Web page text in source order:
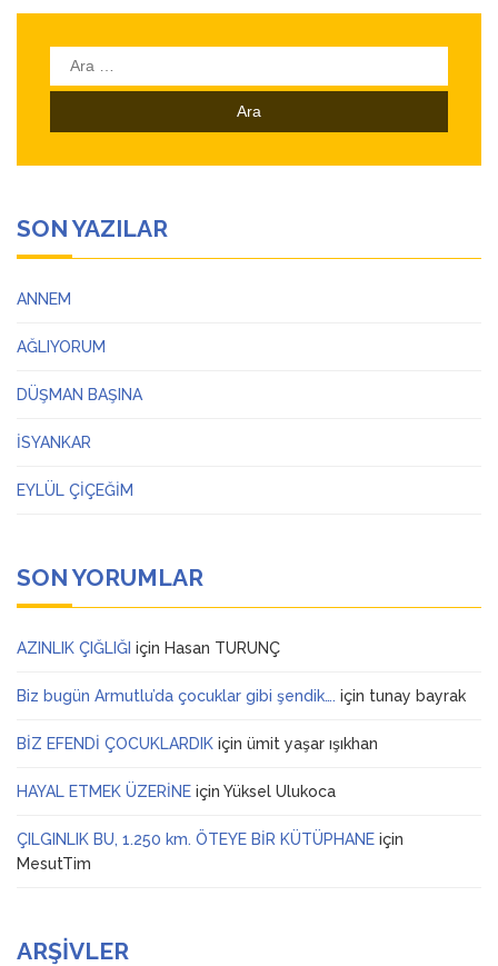
Arama:
SON YAZILAR
ANNEM
AĞLIYORUM
DÜŞMAN BAŞINA
İSYANKAR
EYLÜL ÇİÇEĞİM
SON YORUMLAR
AZINLIK ÇIĞLIĞI için Hasan TURUNÇ
Biz bugün Armutlu’da çocuklar gibi şendik…. için tunay bayrak
BİZ EFENDİ ÇOCUKLARDIK için ümit yaşar ışıkhan
HAYAL ETMEK ÜZERİNE için Yüksel Ulukoca
ÇILGINLIK BU, 1.250 km. ÖTEYE BİR KÜTÜPHANE için
MesutTim
ARŞIVLER